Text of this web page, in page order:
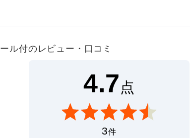
ル付のレビュー・口コミ
4.7点
3件